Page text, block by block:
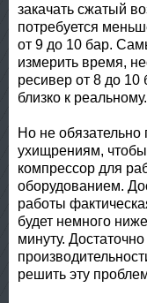
закачать сжатый
потребуется
от 9 до 10 бар.
измерить время,
ресивер от 8 до 10
близко к реальному.
Но не обязательно
ухищрениям,
компрессор для
оборудованием.
работы
будет немного
минуту.
решить эту